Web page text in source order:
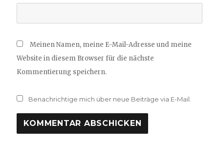
Meinen Namen, meine E-Mail-Adresse und meine
Website in diesem Browser für die nächste
Kommentierung speichern.
Benachrichtige mich über neue Beiträge via E-Mail.